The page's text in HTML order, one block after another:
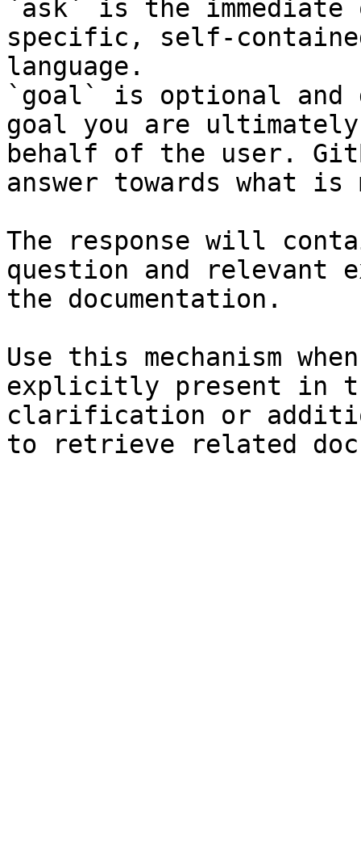
`ask` is the
specific, self-
language.
`goal` is optional and
goal you are
behalf of the user.
answer towards what
The response will
question and relevant
the documentation.
Use this mechanism
explicitly present in
clarification or